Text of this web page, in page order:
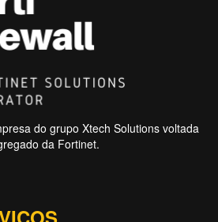
do grupo Xtech Solutions voltada
da Fortinet.